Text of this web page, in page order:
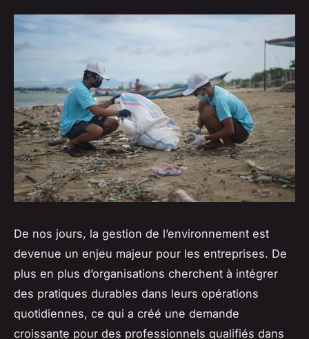
De nos jours, la gestion de l’environnement est
devenue un enjeu majeur pour les entreprises. De
plus en plus d’organisations cherchent à intégrer
des pratiques durables dans leurs opérations
quotidiennes, ce qui a créé une demande
croissante pour des professionnels qualifiés dans